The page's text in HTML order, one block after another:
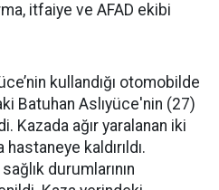
itfaiye ve AFAD ekibi
kullandığı otomobilde
Batuhan Aslıyüce'nin (27)
Kazada ağır yaralanan iki
kaldırıldı.
durumlarının